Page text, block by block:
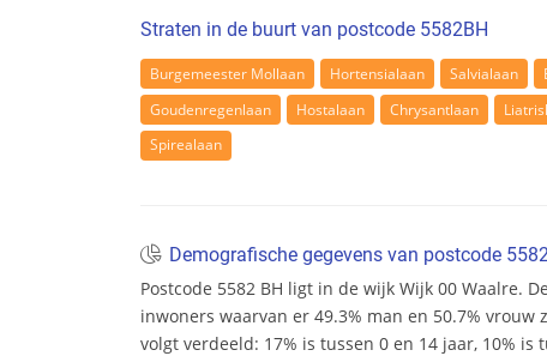
Straten in de buurt van postcode 5582BH
Burgemeester Mollaan Hortensialaan Salvialaan
Goudenregenlaan
Hostalaan Chrysantlaan
Spirealaan
Demografische gegevens van postcode
Postcode 5582 BH ligt in de wijk Wijk 00 Waalre.
inwoners waarvan er 49.3% man en 50.7%
volgt verdeeld: 17% is tussen 0 en 14 jaar, 10% is